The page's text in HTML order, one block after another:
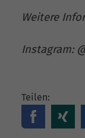
Weitere
Instagram:
Teilen: